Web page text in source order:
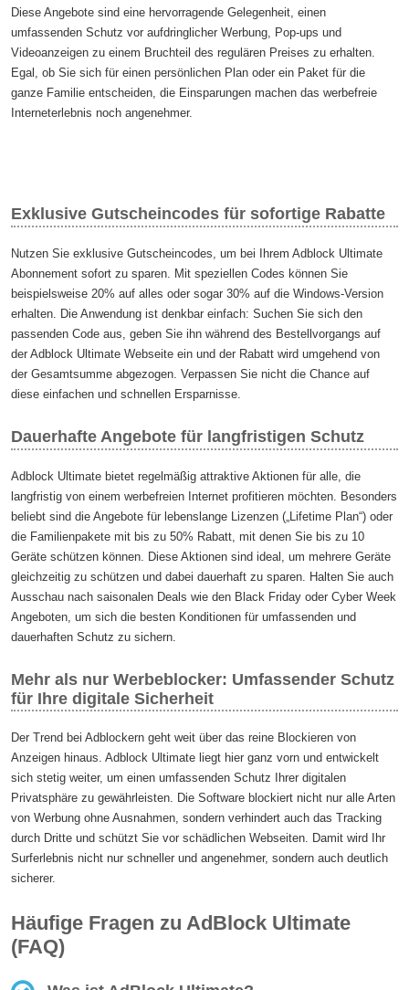
Diese Angebote sind eine hervorragende Gelegenheit, einen
umfassenden Schutz vor aufdringlicher Werbung, Pop-ups und
Videoanzeigen zu einem Bruchteil des regulären Preises zu erhalten.
Egal, ob Sie sich für einen persönlichen Plan oder ein Paket für die
ganze Familie entscheiden, die Einsparungen machen das werbefreie
Interneterlebnis noch angenehmer.
Exklusive Gutscheincodes für sofortige Rabatte
Nutzen Sie exklusive Gutscheincodes, um bei Ihrem Adblock Ultimate
Abonnement sofort zu sparen. Mit speziellen Codes können Sie
beispielsweise 20% auf alles oder sogar 30% auf die Windows-Version
erhalten. Die Anwendung ist denkbar einfach: Suchen Sie sich den
passenden Code aus, geben Sie ihn während des Bestellvorgangs auf
der Adblock Ultimate Webseite ein und der Rabatt wird umgehend von
der Gesamtsumme abgezogen. Verpassen Sie nicht die Chance auf
diese einfachen und schnellen Ersparnisse.
Dauerhafte Angebote für langfristigen Schutz
Adblock Ultimate bietet regelmäßig attraktive Aktionen für alle, die
langfristig von einem werbefreien Internet profitieren möchten. Besonders
beliebt sind die Angebote für lebenslange Lizenzen („Lifetime Plan“) oder
die Familienpakete mit bis zu 50% Rabatt, mit denen Sie bis zu 10
Geräte schützen können. Diese Aktionen sind ideal, um mehrere Geräte
gleichzeitig zu schützen und dabei dauerhaft zu sparen. Halten Sie auch
Ausschau nach saisonalen Deals wie den Black Friday oder Cyber Week
Angeboten, um sich die besten Konditionen für umfassenden und
dauerhaften Schutz zu sichern.
Mehr als nur Werbeblocker: Umfassender Schutz
für Ihre digitale Sicherheit
Der Trend bei Adblockern geht weit über das reine Blockieren von
Anzeigen hinaus. Adblock Ultimate liegt hier ganz vorn und entwickelt
sich stetig weiter, um einen umfassenden Schutz Ihrer digitalen
Privatsphäre zu gewährleisten. Die Software blockiert nicht nur alle Arten
von Werbung ohne Ausnahmen, sondern verhindert auch das Tracking
durch Dritte und schützt Sie vor schädlichen Webseiten. Damit wird Ihr
Surferlebnis nicht nur schneller und angenehmer, sondern auch deutlich
sicherer.
Häufige Fragen zu AdBlock Ultimate
(FAQ)